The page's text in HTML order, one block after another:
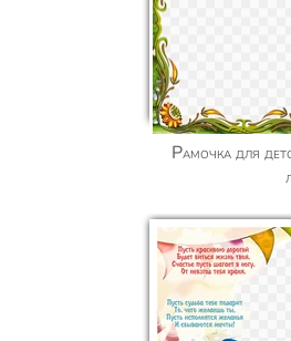
Рамочка для детского фото - Рыженький